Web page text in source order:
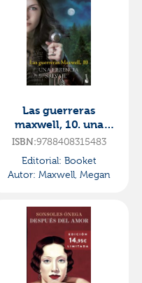
Las guerreras
maxwell, 10. una
herencia salvaje
ISBN:9788408315483
Editorial: Booket
Autor: Maxwell, Megan